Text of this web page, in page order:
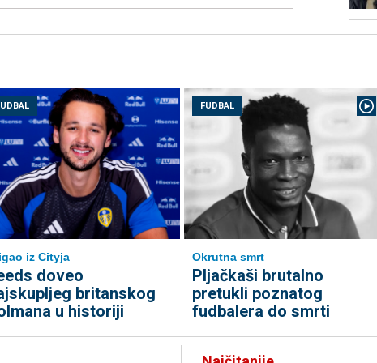
iz Cityja
doveo
britanskog
u historiji
FUDBAL
Okrutna smrt
Pljačkaši brutalno
pretukli poznatog
fudbalera do smrti